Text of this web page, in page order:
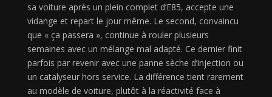
sa voiture après un plein complet d’E85, accepte une
vidange et repart le jour même. Le second, convaincu
que « ça passera », continue à rouler plusieurs
semaines avec un mélange mal adapté. Ce dernier finit
parfois par revenir avec une panne sèche d’injection ou
un catalyseur hors service. La différence tient rarement
au modèle de voiture, plutôt à la réactivité face à